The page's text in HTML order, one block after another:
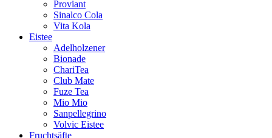
Proviant
Sinalco Cola
Vita Kola
Eistee
Adelholzener
Bionade
ChariTea
Club Mate
Fuze Tea
Mio Mio
Sanpellegrino
Volvic Eistee
Fruchtsäfte